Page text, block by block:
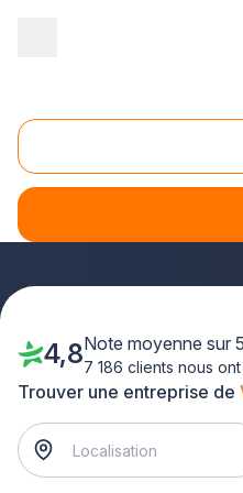
Ventilation Eure-et-Loir
Vous recherchez un
projets de VMC et de
sélectionnées intervient
Trouver une entreprise de
4,8Note moyenne sur
7 186 clients nous